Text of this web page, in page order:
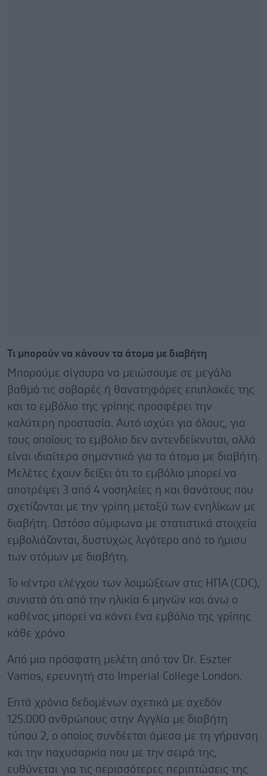
Τι μπορούν να κάνουν τα άτομα με διαβήτη
Μπορούμε σίγουρα να μειώσουμε σε μεγάλο
βαθμό τις σοβαρές ή θανατηφόρες επιπλοκές της
και το εμβόλιο της γρίπης προσφέρει την
καλύτερη προστασία. Αυτό ισχύει για όλους, για
τους οποίους το εμβόλιο δεν αντενδείκνυται, αλλά
είναι ιδιαίτερα σημαντικό για τα άτομα με διαβήτη.
Μελέτες έχουν δείξει ότι το εμβόλιο μπορεί να
αποτρέψει 3 από 4 νοσηλείες η και θανάτους που
σχετίζονται με την γρίπη μεταξύ των ενηλίκων με
διαβήτη. Ωστόσο σύμφωνα με στατιστικά στοιχεία
εμβολιάζονται, δυστυχώς λιγότερο από το ήμισυ
των ατόμων με διαβήτη.
Το κέντρο ελέγχου των λοιμώξεων στις ΗΠΑ (CDC),
συνιστά ότι από την ηλικία 6 μηνών και άνω ο
καθένας μπορεί να κάνει ένα εμβόλιο της γρίπης
κάθε χρόνο
Από μια πρόσφατη μελέτη από τον Dr. Eszter
Vamos, ερευνητή στο Imperial College London.
Επτά χρόνια δεδομένων σχετικά με σχεδόν
125.000 ανθρώπους στην Αγγλία με διαβήτη
τύπου 2, ο οποίος συνδέεται άμεσα με τη γήρανση
και την παχυσαρκία που με την σειρά της,
ευθύνεται για τις περισσότερες περιπτώσεις της